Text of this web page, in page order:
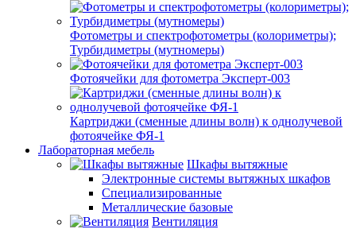
Фотометры и спектрофотометры (колориметры);
Турбидиметры (мутномеры)
Фотоячейки для фотометра Эксперт-003
Картриджи (сменные длины волн) к однолучевой
фотоячейке ФЯ-1
Лабораторная мебель
Шкафы вытяжные
Электронные системы вытяжных шкафов
Специализированные
Металлические базовые
Вентиляция